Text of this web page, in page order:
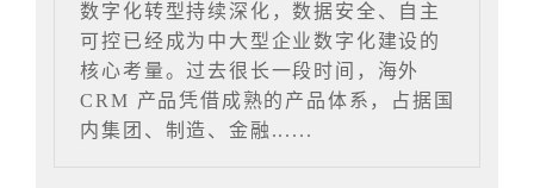
数字化转型持续深化，数据安全、自主
可控已经成为中大型企业数字化建设的
核心考量。过去很长一段时间，海外
CRM 产品凭借成熟的产品体系，占据国
内集团、制造、金融......